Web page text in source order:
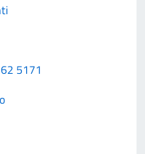
5171